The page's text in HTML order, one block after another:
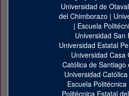
Universidad de
del Chimborazo |
| Escuela
Universidad San
Universidad Estatal
Universidad Casa
Católica de Santiago
Universidad
Escuela Politécnica
Politécnica Estatal